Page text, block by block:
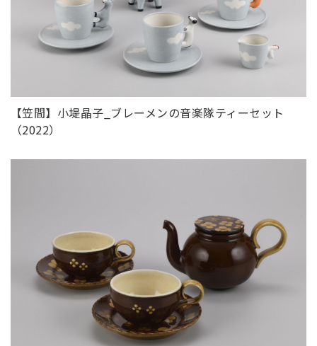
【笠間】小堤晶子_ブレーメンの音楽隊ティーセット
（2022）